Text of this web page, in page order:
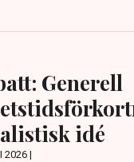
Generell
idé
2026 |